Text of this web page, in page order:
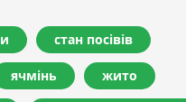
стан посівів
ячмінь жито